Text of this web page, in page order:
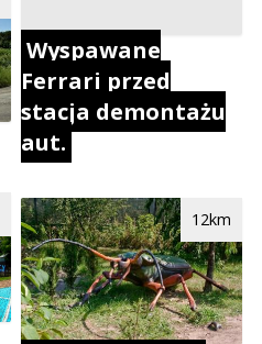
Wyspawane
Ferrari przed
stacja demontażu
aut.
12km